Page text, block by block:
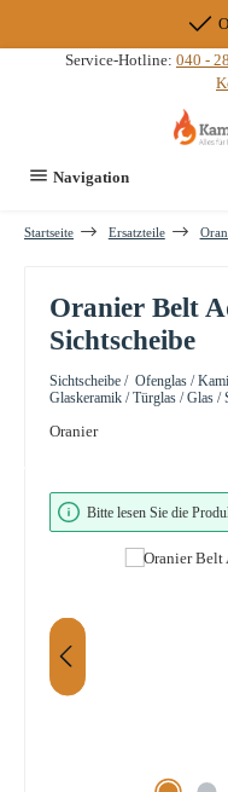
Service-Hotline: 040 -
Navigation
Startseite Ersatzteile
Oranier Belt
Sichtscheibe
Sichtscheibe / Ofenglas /
Glaskeramik / Türglas / Glas /
Oranier
Bildergalerie überspringen
Bitte lesen Sie die